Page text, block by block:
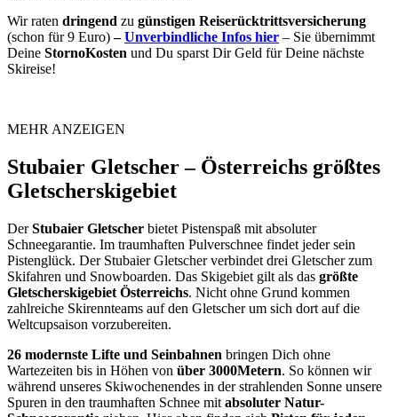
Wir raten dringend zu günstigen Reiserücktrittsversicherung
(schon für 9 Euro)–Unverbindliche Infos hier – Sie übernimmt
Deine StornoKosten und Du sparst Dir Geld für Deine nächste
Skireise!
MEHR ANZEIGEN
Stubaier Gletscher – Österreichs größtes
Gletscherskigebiet
DerStubaier Gletscher bietet Pistenspaß mit absoluter
Schneegarantie. Im traumhaften Pulverschnee findet jeder sein
Pistenglück. Der Stubaier Gletscher verbindet drei Gletscher zum
Skifahren und Snowboarden. Das Skigebiet gilt als das größte
Gletscherskigebiet Österreichs. Nicht ohne Grund kommen
zahlreiche Skirennteams auf den Gletscher um sich dort auf die
Weltcupsaison vorzubereiten.
26 modernste Lifte und Seinbahnen bringen Dich ohne
Wartezeiten bis in Höhen von über 3000Metern. So können wir
während unseres Skiwochenendes in der strahlenden Sonne unsere
Spuren in den traumhaften Schnee mit absoluter Natur-